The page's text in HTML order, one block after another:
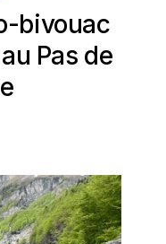
bivouac
Pas de